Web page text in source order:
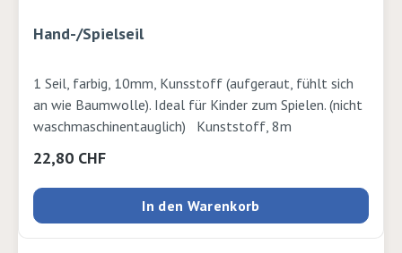
Hand-/Spielseil
1 Seil, farbig, 10mm, Kunsstoff (aufgeraut, fühlt sich
an wie Baumwolle). Ideal für Kinder zum Spielen. (nicht
waschmaschinentauglich) Kunststoff, 8m
Regulärer Preis:
22,80 CHF
In den Warenkorb